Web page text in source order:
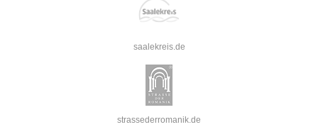
saalekreis.de
strassederromanik.de